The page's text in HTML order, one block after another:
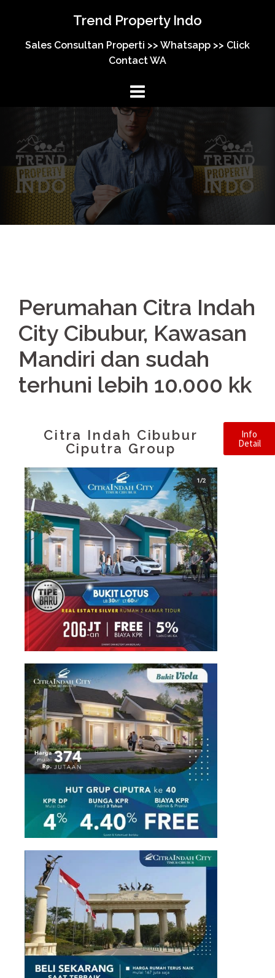
Trend Property Indo
Sales Consultan Properti >> Whatsapp >> Click
Contact WA
Perumahan Citra Indah
City Cibubur, Kawasan
Mandiri dan sudah
terhuni lebih 10.000 kk
Citra Indah Cibubur Ciputra
Group